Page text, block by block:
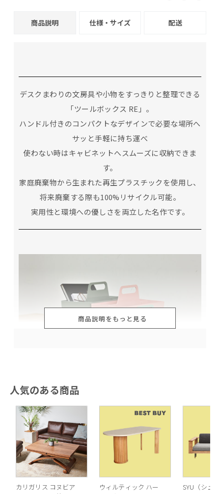
商品説明 仕様・サイズ 配送
デスクまわりの文房具や小物をすっきりと整理できる
「ツールボックス RE」。
ハンドル付きのコンパクトなデザインで必要な場所へ
サッと手軽に持ち運べ
使わない時はキャビネットへスムーズに収納できま
す。
家庭廃棄物から生まれた再生プラスチックを使用し、
将来廃棄する際も100%リサイクル可能。
実用性と環境への優しさを両立した名作です。
商品説明をもっと見る
人気のある商品
カリガリス コヌビア
ウィルティック ハー
SYU（シュ